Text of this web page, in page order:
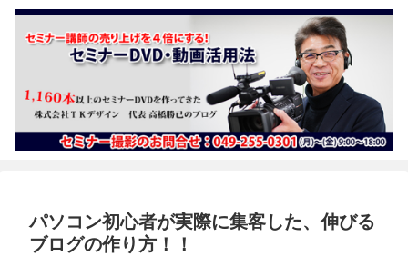
パソコン初心者が実際に集客した、伸びる
ブログの作り方！！